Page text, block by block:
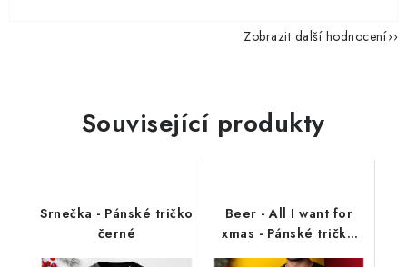
Zobrazit další hodnocení
Související produkty
Srnečka - Pánské tričko
černé
Beer - All I want for
xmas - Pánské tričko
černé